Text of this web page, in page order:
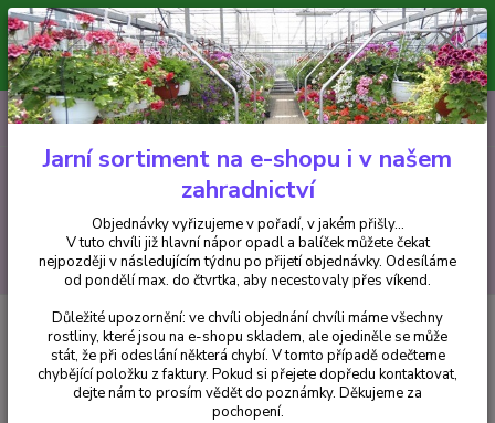
Minimální hodnota pro odeslání z e-shopu je 300 Kč.
V tuto chvíli již hlavní nápor objednávek opadl a balíček můžete čekat
nejpozději v následujícím týdnu po přijetí objednávky. Objednávky
vyřizujeme v pořadí, v jakém přišly...
CZK
Hledat
+420 602 223 614 0ks
za0 Kč
Fuchsie Saturnus Fuchsie-mrazuvzdorná - cena na prodejně
Saturnus Fuchsie-mrazuvzdorná
- cena na prodejně
Jarní sortiment na e-shopu i v našem
zahradnictví
Objednávky vyřizujeme v pořadí, v jakém přišly...
V tuto chvíli již hlavní nápor opadl a balíček můžete čekat
nejpozději v následujícím týdnu po přijetí objednávky. Odesíláme
od pondělí max. do čtvrtka, aby necestovaly přes víkend.
Důležité upozornění: ve chvíli objednání chvíli máme všechny
rostliny, které jsou na e-shopu skladem, ale ojediněle se může
stát, že při odeslání některá chybí. V tomto případě odečteme
chybějící položku z faktury. Pokud si přejete dopředu kontaktovat,
dejte nám to prosím vědět do poznámky. Děkujeme za
pochopení.